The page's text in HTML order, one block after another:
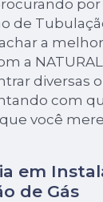
de
a
a
diversas
com
você
em
de Gás